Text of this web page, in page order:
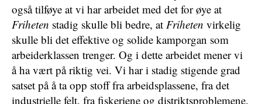
også tilføye at vi har arbeidet med det for øye at
Friheten stadig skulle bli bedre, at Friheten virkelig
skulle bli det effektive og solide kamporgan som
arbeiderklassen trenger. Og i dette arbeidet mener vi
å ha vært på riktig vei. Vi har i stadig stigende grad
satset på å ta opp stoff fra arbeidsplassene, fra det
industrielle felt, fra fiskeriene og distriktsproblemene.